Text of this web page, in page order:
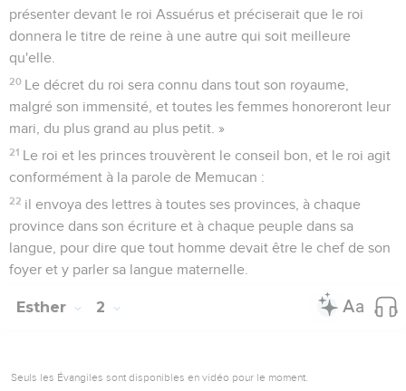
présenter devant le roi Assuérus et préciserait que le roi
donnera le titre de reine à une autre qui soit meilleure
qu'elle.
20 Le décret du roi sera connu dans tout son royaume,
malgré son immensité, et toutes les femmes honoreront leur
mari, du plus grand au plus petit. »
21 Le roi et les princes trouvèrent le conseil bon, et le roi agit
conformément à la parole de Memucan :
22 il envoya des lettres à toutes ses provinces, à chaque
province dans son écriture et à chaque peuple dans sa
langue, pour dire que tout homme devait être le chef de son
foyer et y parler sa langue maternelle.
Esther 2
Seuls les Évangiles sont disponibles en vidéo pour le moment.